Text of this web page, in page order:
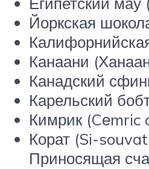
Йоркская
Канаани
Канадский
Карельский
Кимрик (Cеmric
Корат (Si-
Приносящая